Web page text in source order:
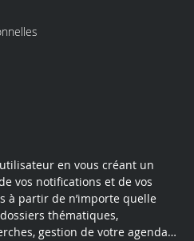
en vous créant un
vos notifications et de vos
à partir de n’importe quelle
thématiques,
gestion de votre agenda…